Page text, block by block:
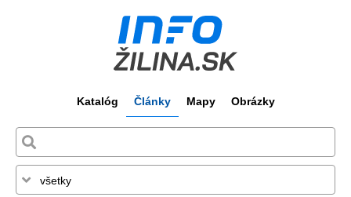
Katalóg Články Mapy Obrázky